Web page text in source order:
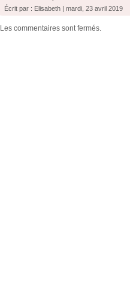
Écrit par : Elisabeth | mardi, 23 avril 2019
Les commentaires sont fermés.